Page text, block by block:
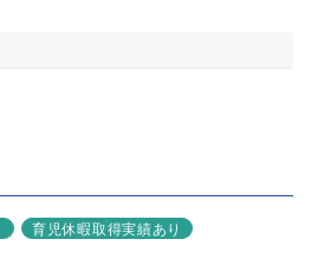
育児休暇取得実績あり